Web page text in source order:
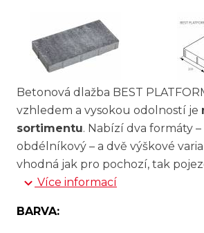
Betonová dlažba BEST
vzhledem a vysokou odolností je
sortimentu. Nabízí dva formáty
obdélníkový – a dvě výškové
vhodná jak pro pochozí, tak
Více informací
BARVA: